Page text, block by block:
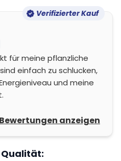
Verifizierter Kauf
für meine pflanzliche
einfach zu schlucken,
und meine
anzeigen